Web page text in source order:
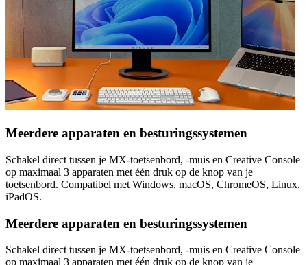
Meerdere apparaten en besturingssystemen
Schakel direct tussen je MX-toetsenbord, -muis en Creative Console
op maximaal 3 apparaten met één druk op de knop van je
toetsenbord. Compatibel met Windows, macOS, ChromeOS, Linux,
iPadOS.
Meerdere apparaten en besturingssystemen
Schakel direct tussen je MX-toetsenbord, -muis en Creative Console
op maximaal 3 apparaten met één druk op de knop van je